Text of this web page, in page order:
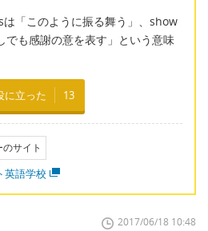
このように振る舞う」、show
も感謝の意を表す」という意味
に立った 13
サイト
英語学校
2017/06/18 10:48